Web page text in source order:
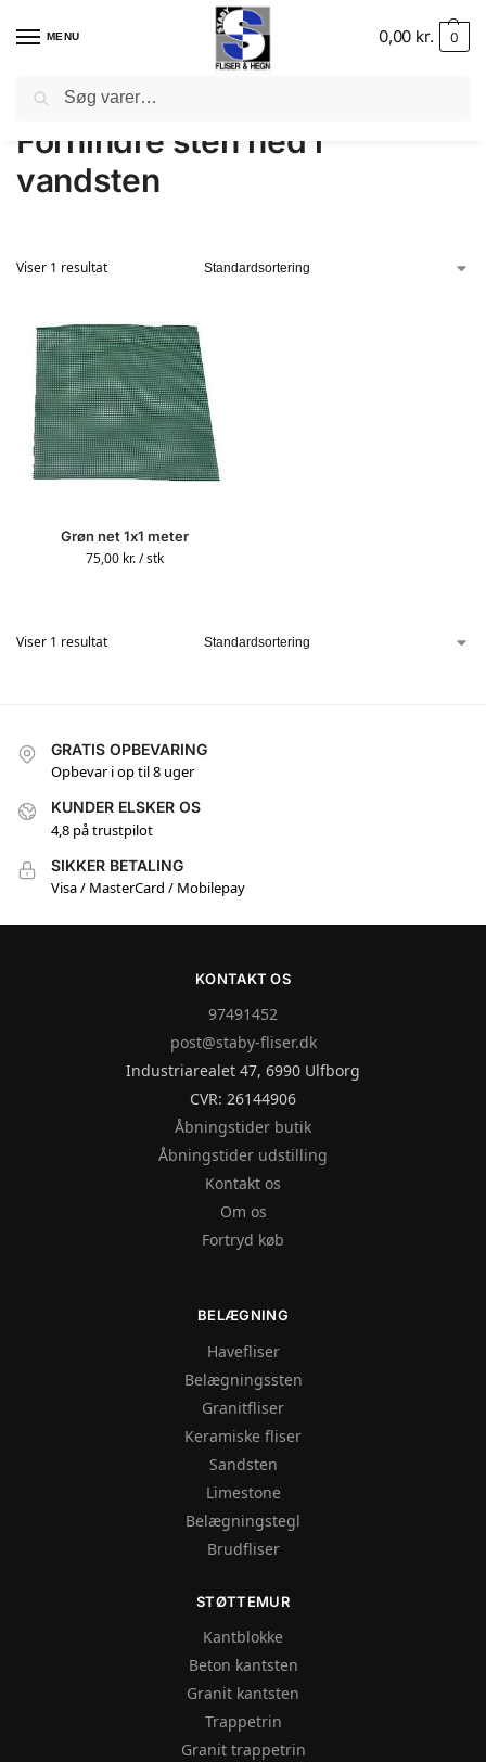
MENU 0,00 kr. 0
Forside –Velegnet til–Forhindre sten ned i vandsten
Forhindre sten ned i
vandsten
Viser 1 resultat
Grøn net 1x1 meter
75,00 kr. / stk
Viser 1 resultat
GRATIS OPBEVARING
Opbevar i op til 8 uger
KUNDER ELSKER OS
4,8 på trustpilot
SIKKER BETALING
Visa / MasterCard / Mobilepay
KONTAKT OS
97491452
post@staby-fliser.dk
Industriarealet 47, 6990 Ulfborg
CVR: 26144906
Åbningstider butik
Åbningstider udstilling
Kontakt os
Om os
Fortryd køb
BELÆGNING
Havefliser
Belægningssten
Granitfliser
Keramiske fliser
Sandsten
Limestone
Belægningstegl
Brudfliser
STØTTEMUR
Kantblokke
Beton kantsten
Granit kantsten
Trappetrin
Granit trappetrin